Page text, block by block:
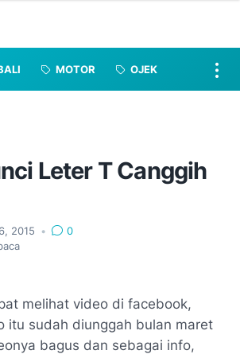
MOTOR OJEK
Leter T Canggih
2015 •
0
melihat video di facebook,
itu sudah diunggah bulan maret
bagus dan sebagai info,